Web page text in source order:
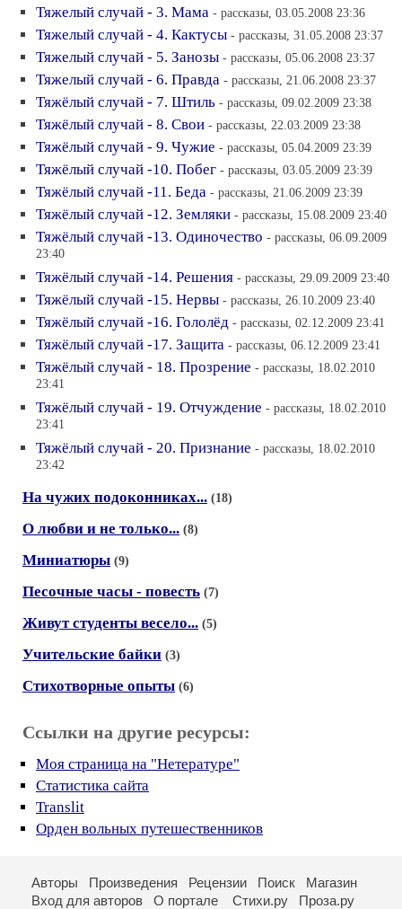
Тяжелый случай - 3. Мама - рассказы, 03.05.2008 23:36
Тяжелый случай - 4. Кактусы - рассказы, 31.05.2008 23:37
Тяжелый случай - 5. Занозы - рассказы, 05.06.2008 23:37
Тяжелый случай - 6. Правда - рассказы, 21.06.2008 23:37
Тяжёлый случай - 7. Штиль - рассказы, 09.02.2009 23:38
Тяжёлый случай - 8. Свои - рассказы, 22.03.2009 23:38
Тяжёлый случай - 9. Чужие - рассказы, 05.04.2009 23:39
Тяжёлый случай -10. Побег - рассказы, 03.05.2009 23:39
Тяжёлый случай -11. Беда - рассказы, 21.06.2009 23:39
Тяжёлый случай -12. Земляки - рассказы, 15.08.2009 23:40
Тяжёлый случай -13. Одиночество - рассказы, 06.09.2009
23:40
Тяжёлый случай -14. Решения - рассказы, 29.09.2009 23:40
Тяжёлый случай -15. Нервы - рассказы, 26.10.2009 23:40
Тяжёлый случай -16. Гололёд - рассказы, 02.12.2009 23:41
Тяжёлый случай -17. Защита - рассказы, 06.12.2009 23:41
Тяжёлый случай - 18. Прозрение - рассказы, 18.02.2010
23:41
Тяжёлый случай - 19. Отчуждение - рассказы, 18.02.2010
23:41
Тяжёлый случай - 20. Признание - рассказы, 18.02.2010
23:42
На чужих подоконниках... (18)
О любви и не только... (8)
Миниатюры (9)
Песочные часы - повесть (7)
Живут студенты весело... (5)
Учительские байки (3)
Стихотворные опыты (6)
Ссылки на другие ресурсы:
Моя страница на "Нетературе"
Статистика сайта
Translit
Орден вольных путешественников
Авторы Произведения Рецензии Поиск
Магазин
Вход для авторов
О портале Стихи.ру Проза.ру